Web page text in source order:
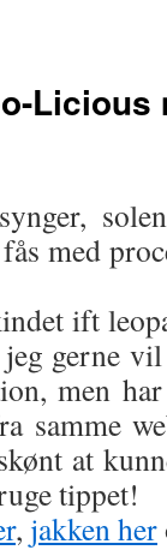
Licious
med
ift
jeg gerne
men
samme
at
tippet!
, jakken her